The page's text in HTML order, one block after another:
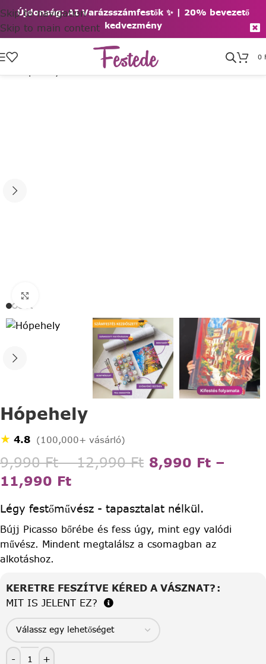
Újdonság: AI Varázsszámfestők ✨ | 20% bevezető
kedvezmény
Skip to navigation
Skip to main content
0
Hópehely
★ 4.8 (100,000+ vásárló)
9,990Ft – 12,990Ft 8,990 Ft –
11,990 Ft
Légy festőművész - tapasztalat nélkül.
Bújj Picasso bőrébe és fess úgy, mint egy valódi
művész. Mindent megtalálsz a csomagban az
alkotáshoz.
KERETRE FESZÍTVE KÉRED A VÁSZNAT?
MIT IS JELENT EZ?
- +